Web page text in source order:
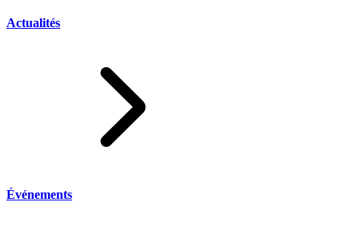
Actualités
Événements